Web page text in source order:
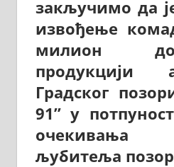
закључимо да
извођење
милион
продукцији
Градског
91” у
очекивања
љубитеља